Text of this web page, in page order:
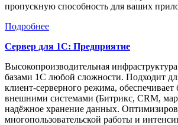
пропускную способность для ваших
Подробнее
Сервер для 1С: Предприятие
Высокопроизводительная
базами 1С любой сложности. Подходит
клиент-серверного режима,
внешними системами (Битрикс, CRM,
надёжное хранение данных.
многопользовательской работы и